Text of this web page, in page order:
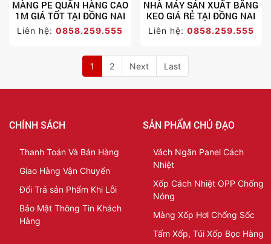
MÀNG PE QUẤN HÀNG CAO
1M GIÁ TỐT TẠI ĐỒNG NAI
Liên hệ:0858.259.555
NHÀ MÁY SẢN XUẤT BĂNG
KEO GIÁ RẺ TẠI ĐỒNG NAI
Liên hệ: 0858.259.555
1 2 Next Last
CHÍNH SÁCH
Thanh Toán Và Bán Hàng
Giao Hàng Vận Chuyển
Đổi Trả sản Phẩm Khi Lỗi
Bảo Mật Thông Tin Khách
Hàng
SẢN PHẨM CHỦ ĐẠO
Vách Ngăn Panel Cách
Nhiệt
Xốp Cách Nhiệt OPP Chống
Nóng
Màng Xốp Hơi Chống Sốc
Tấm Xốp, Túi Xốp Bọc Hàng